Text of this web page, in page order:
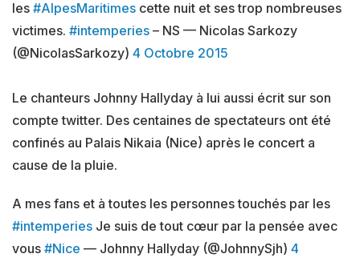
les #AlpesMaritimes cette nuit et ses trop nombreuses
victimes. #intemperies – NS — Nicolas Sarkozy
(@NicolasSarkozy) 4 Octobre 2015
Le chanteurs Johnny Hallyday à lui aussi écrit sur son
compte twitter. Des centaines de spectateurs ont été
confinés au Palais Nikaia (Nice) après le concert a
cause de la pluie.
A mes fans et à toutes les personnes touchés par les
#intemperies Je suis de tout cœur par la pensée avec
vous #Nice — Johnny Hallyday (@JohnnySjh) 4